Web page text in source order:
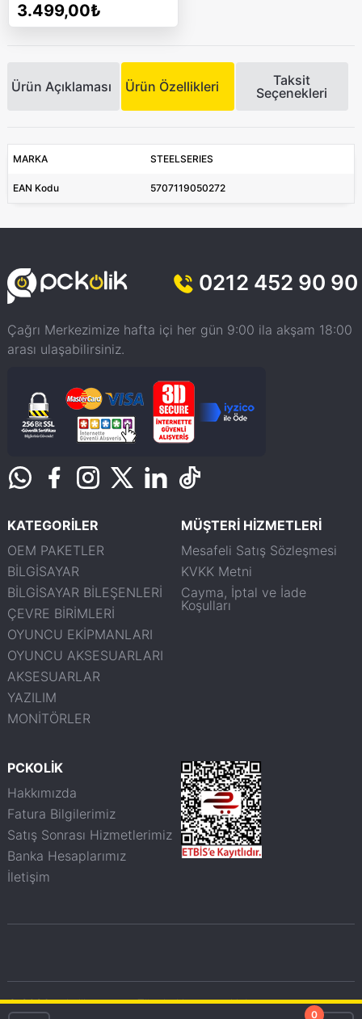
0
3.499,00₺
Ürün Açıklaması Ürün Özellikleri
Taksit
Seçenekleri
MARKA STEELSERIES
EAN Kodu 5707119050272
0212 452 90 90
Çağrı Merkezimize hafta içi her gün 9:00 ila akşam 18:00
arası ulaşabilirsiniz.
KATEGORİLER
OEM PAKETLER
BİLGİSAYAR
BİLGİSAYAR BİLEŞENLERİ
ÇEVRE BİRİMLERİ
OYUNCU EKİPMANLARI
OYUNCU AKSESUARLARI
AKSESUARLAR
YAZILIM
MONİTÖRLER
MÜŞTERİ HİZMETLERİ
Mesafeli Satış Sözleşmesi
KVKK Metni
Cayma, İptal ve İade
Koşulları
PCKOLİK
Hakkımızda
Fatura Bilgilerimiz
Satış Sonrası Hizmetlerimiz
Banka Hesaplarımız
İletişim
© 2026 pckolik.com.tr - Tüm haklarımız saklıdır.